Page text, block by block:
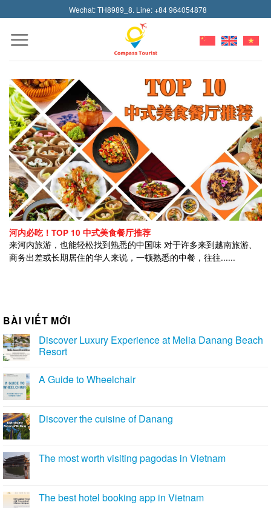
to
content
Wechat: TH8989_8. Line: +84 964054878
河内必吃！TOP 10 中式美食餐厅推荐
来河内旅游，也能轻松找到熟悉的中国味 对于许多来到越南旅游、
商务出差或长期居住的华人来说，一顿熟悉的中餐，往往......
BÀI VIẾT MỚI
Discover Luxury Experience at Melia Danang Beach
Resort
A Guide to Wheelchair
Discover the cuisine of Danang
The most worth visiting pagodas in Vietnam
The best hotel booking app in Vietnam